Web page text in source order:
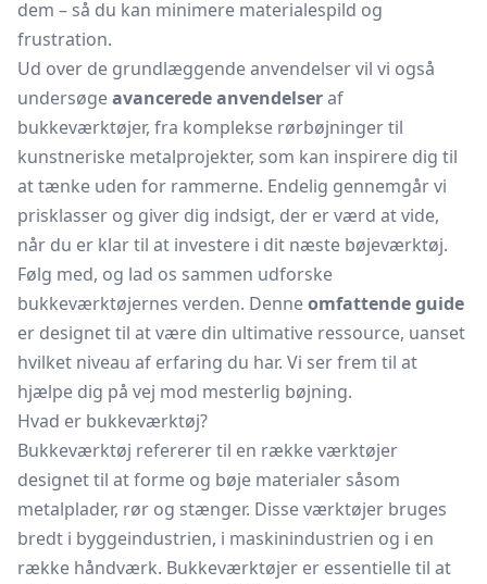
dem – så du kan minimere materialespild og
frustration.
Ud over de grundlæggende anvendelser vil vi også
undersøgeavancerede anvendelseraf
bukkeværktøjer, fra komplekse rørbøjningertil
kunstneriske metalprojekter, som kan inspirere dig til
at tænke uden for rammerne. Endelig gennemgår vi
prisklasser og giver dig indsigt, der er værd at vide,
når du er klar til at investere i dit næste bøjeværktøj.
Følg med, og lad os sammen udforske
bukkeværktøjernes verden. Denneomfattende guide
er designet til at være din ultimative ressource, uanset
hvilket niveau af erfaring du har. Vi ser frem til at
hjælpe dig på vej mod mesterlig bøjning.
Hvad er bukkeværktøj?
Bukkeværktøj refererer til en række værktøjer
designet til at forme og bøje materialer såsom
metalplader, rør og stænger. Disse værktøjer bruges
bredt i byggeindustrien, i maskinindustrien og i en
række håndværk. Bukkeværktøjer er essentielle til at